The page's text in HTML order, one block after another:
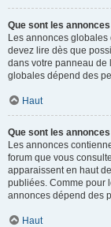
Que sont les
Les annonces
devez lire dès que
dans votre panneau de
globales dépend des
Haut
Que sont les
Les annonces
forum que vous
apparaissent en haut
publiées. Comme pour
annonces dépend des
Haut